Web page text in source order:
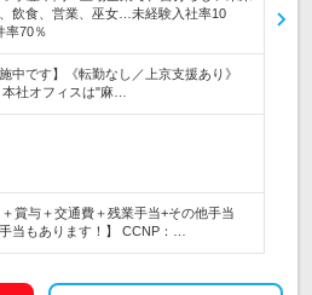
飲食、営業、巫女…未経験入社率10
率70％
中です】《転勤なし／上京支援あり》
社オフィスは"麻…
賞与＋交通費＋残業手当+その他手当
当もあります！】 CCNP：…